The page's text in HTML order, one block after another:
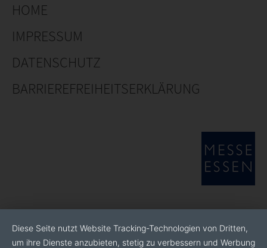
HOME
IMPRESSUM
DATENSCHUTZ
BARRIEREFREIHEITSERKLÄRUNG
Diese Seite nutzt Website Tracking-Technologien von Dritten,
um ihre Dienste anzubieten, stetig zu verbessern und Werbung